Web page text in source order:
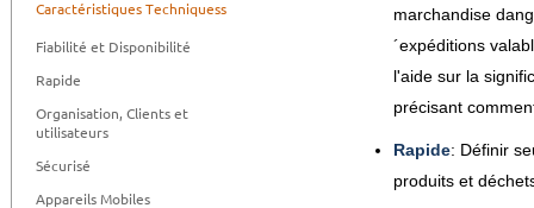
Caractéristiques Techniquess
Fiabilité et Disponibilité
Rapide
Organisation, Clients et
utilisateurs
Sécurisé
Appareils Mobiles
marchandise
´expéditions
l'aide sur la
précisant
Rapide: Définir
produits et